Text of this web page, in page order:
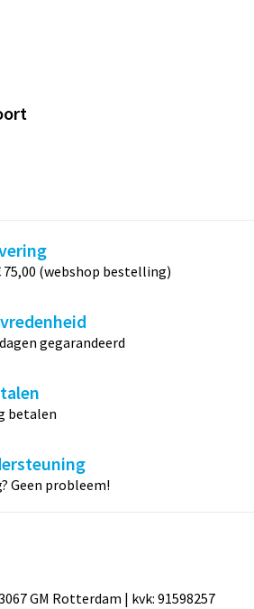
75,00 (webshop bestelling)
gegarandeerd
betalen
Geen probleem!
GM Rotterdam | kvk: 91598257